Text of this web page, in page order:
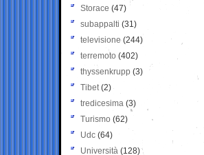
Storace (47)
subappalti (31)
televisione(244)
terremoto (402)
thyssenkrupp (3)
Tibet(2)
tredicesima (3)
Turismo (62)
Udc (64)
Università (128)